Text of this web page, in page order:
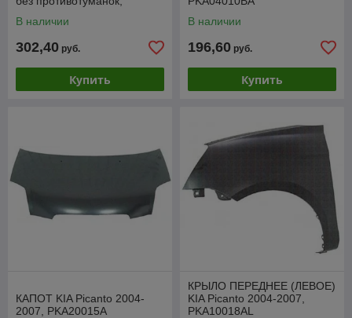
В наличии
302,40 руб.
Купить
В наличии
196,60 руб.
Купить
КАПОТ KIA Picanto 2004-
2007, PKA20015A
КРЫЛО ПЕРЕДНЕЕ (ЛЕВОЕ)
KIA Picanto 2004-2007,
PKA10018AL